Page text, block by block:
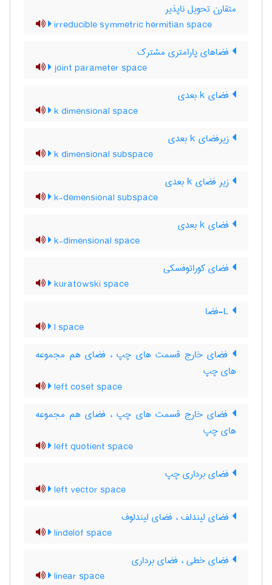
متقارن تحویل ناپذیر
irreducible symmetric hermitian space
فضاهای پارامتری مشترک
joint parameter space
فضای k بعدی
k dimensional space
زیرفضای k بعدی
k dimensional subspace
زیر فضای k بعدی
k-demensional subspace
فضای k بعدی
k-dimensional space
فضای کوراتوفسکی
kuratowski space
l space
فضای خارج قسمت های چپ ، فضای هم مجموعه
های چپ
left coset space
فضای خارج قسمت های چپ ، فضای هم مجموعه
های چپ
left quotient space
فضای برداری چپ
left vector space
فضای لیندلف ، فضای لیندلوف
lindelof space
فضای خطی ، فضای برداری
linear space